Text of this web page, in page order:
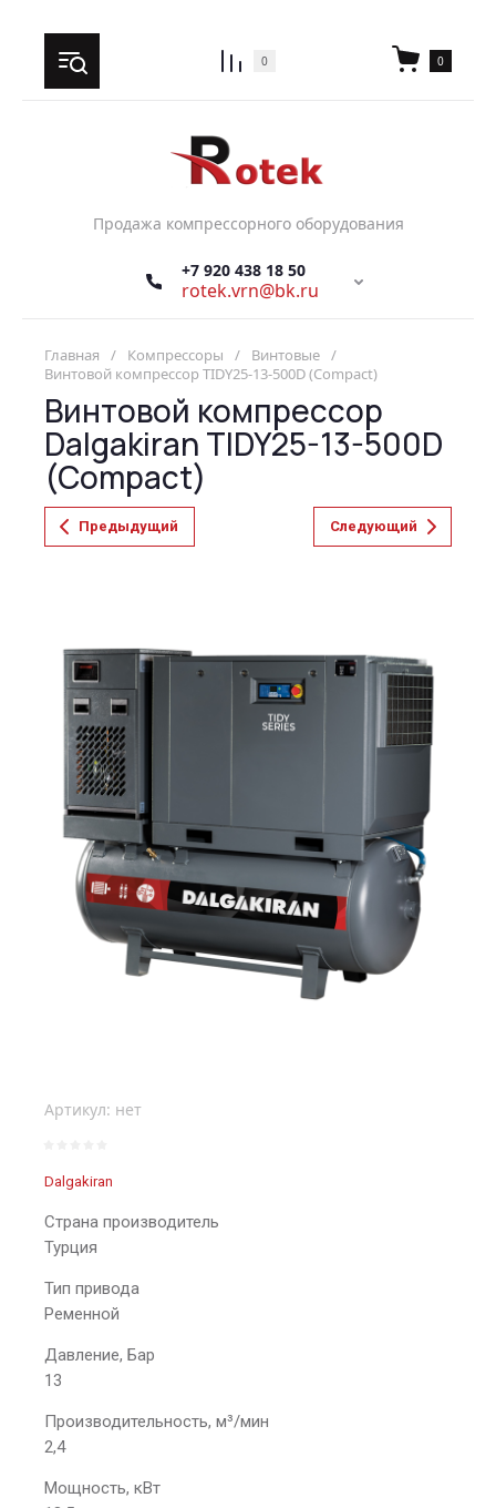
0 0
Продажа компрессорного оборудования
+7 920 438 18 50
rotek.vrn@bk.ru
Главная / Компрессоры / Винтовые /
Винтовой компрессор TIDY25-13-500D (Compact)
Винтовой компрессор
Dalgakiran TIDY25-13-500D
(Compact)
Предыдущий Следующий
Артикул: нет
Dalgakiran
Страна производитель
Турция
Тип привода
Ременной
Давление, Бар
13
Производительность, м³/мин
2,4
Мощность, кВт